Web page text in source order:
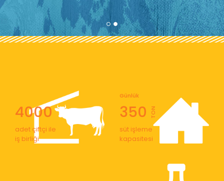
4000
adet çiftçi ile
iş birliği
350
Günlük
TON
süt işleme
kapasitesi